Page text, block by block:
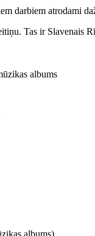
darbiem atrodami
Tas ir Slavenais
albums
albums)